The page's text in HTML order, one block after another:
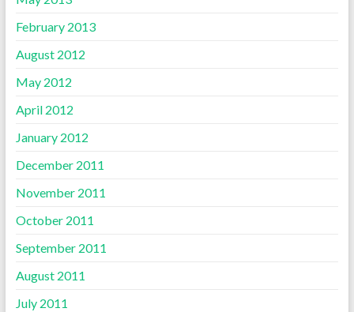
February 2013
August 2012
May 2012
April 2012
January 2012
December 2011
November 2011
October 2011
September 2011
August 2011
July 2011